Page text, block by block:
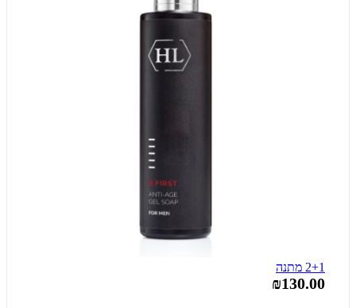
2+1 מתנה
₪130.00